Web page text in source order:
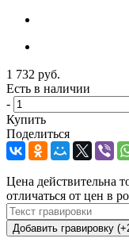
1 732 руб.
Есть в наличии
-
Купить
Поделиться
Цена действительна
отличаться от цен в
Добавить гравировку